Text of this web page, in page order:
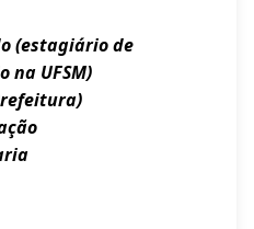
(estagiário de
na UFSM)